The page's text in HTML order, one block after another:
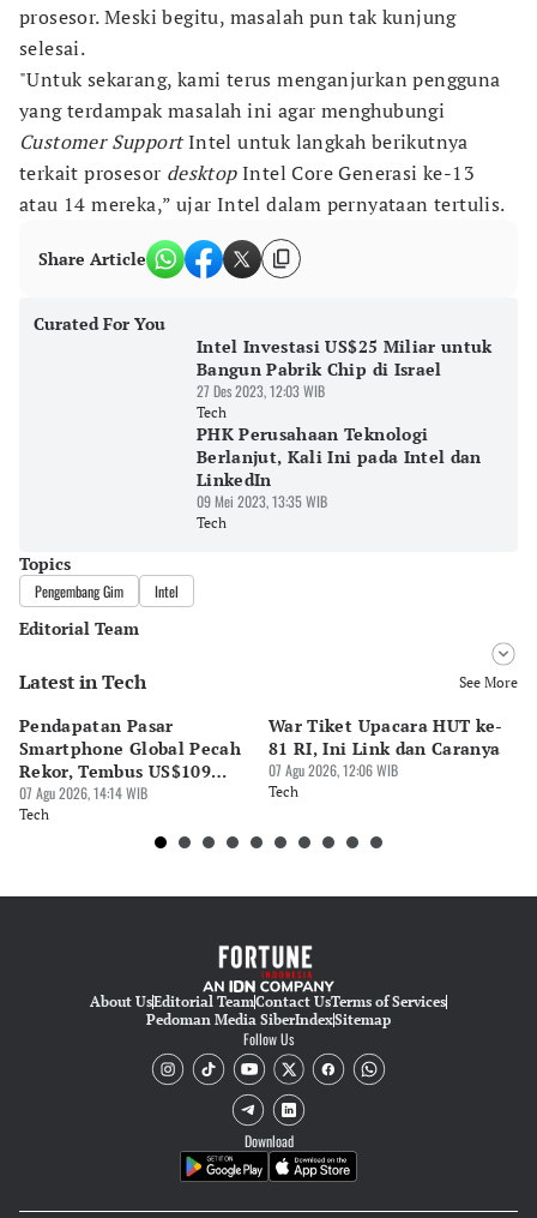
prosesor. Meski begitu, masalah pun tak kunjung
selesai.
"Untuk sekarang, kami terus menganjurkan pengguna
yang terdampak masalah ini agar menghubungi
Customer SupportIntel untuk langkah berikutnya
terkait prosesor desktopIntel Core Generasi ke-13
atau 14 mereka,” ujar Intel dalam pernyataan tertulis.
Share Article
Curated For You
Intel Investasi US$25 Miliar untuk
Bangun Pabrik Chip di Israel
27 Des 2023, 12:03 WIB
Tech
PHK Perusahaan Teknologi
Berlanjut, Kali Ini pada Intel dan
LinkedIn
09 Mei 2023, 13:35 WIB
Tech
Topics
Pengembang Gim Intel
Editorial Team
Editor
Editor
Ekarina .
Latest in Tech See More
Pendapatan Pasar
Smartphone Global Pecah
Rekor, Tembus US$109
Miliar
07 Agu 2026, 14:14 WIB
Tech
War Tiket Upacara HUT ke-
81 RI, Ini Link dan Caranya
07 Agu 2026, 12:06 WIB
Tech
About UsEditorial TeamContact UsTerms of Services
Pedoman Media SiberIndexSitemap
Follow Us
Download